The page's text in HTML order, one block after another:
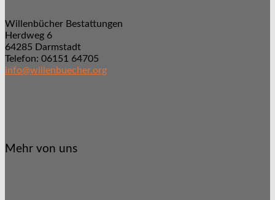
Willenbücher Bestattungen
Herdweg 6
64285 Darmstadt
Telefon: 06151 64705
info@willenbuecher.org
Mehr von uns